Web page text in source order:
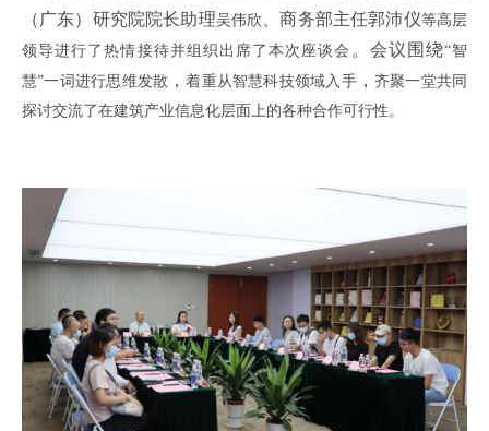
（广东）研究院院长助理吴伟欣 、商务部主任郭沛仪等高层
领导进行了热情接待并组织出席了本次座谈会 。 会议围绕“智
慧”一词进行思维发散 ，着重从智慧科技领域入手， 齐聚一堂共同
探讨交流了在建筑产业信息化层面上的各种合作可行性。